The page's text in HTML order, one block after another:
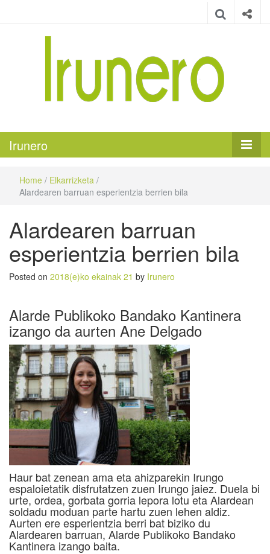
Irunero
Home / Elkarrizketa /
Alardearen barruan esperientzia berrien bila
Alardearen barruan
esperientzia berrien bila
Posted on 2018(e)ko ekainak 21 by Irunero
Alarde Publikoko Bandako Kantinera
izango da aurten Ane Delgado
Haur bat zenean ama eta ahizparekin Irungo
espaloietatik disfrutatzen zuen Irungo jaiez. Duela bi
urte, ordea, gorbata gorria lepora lotu eta Alardean
soldadu moduan parte hartu zuen lehen aldiz.
Aurten ere esperientzia berri bat biziko du
Alardearen barruan, Alarde Publikoko Bandako
Kantinera izango baita.